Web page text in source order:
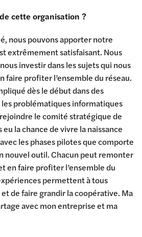
cette organisation ?
nous pouvons apporter notre
extrêmement satisfaisant. Nous
investir dans les sujets qui nous
faire profiter l’ensemble du réseau.
dès le début dans des
problématiques informatiques
le comité stratégique de
eu la chance de vivre la naissance
les phases pilotes que comporte
nouvel outil. Chacun peut remonter
en faire profiter l’ensemble du
permettent à tous
et de faire grandir la coopérative. Ma
avec mon entreprise et ma